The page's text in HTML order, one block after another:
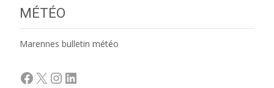
MÉTÉO
Marennes bulletin météo
Facebook
X Instagram
LinkedIn